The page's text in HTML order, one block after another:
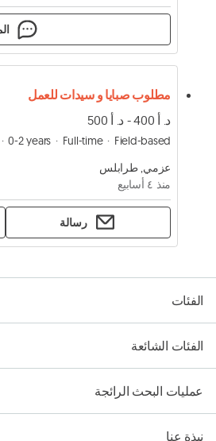
مطلوب صبايا و سيدات للعمل
د. أ 400 - د. أ 500
0-2 years Full-time
Field-based
عزمي, طرابلس
منذ ٤ أسابيع
رسالة
الفئات
الفئات الشائعة
عمليات البحث الرائجة
نبذة عنا